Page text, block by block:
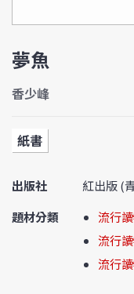
夢魚
香少峰
紙書
出版社
紅出版 (
題材分類
流行
流行
流行